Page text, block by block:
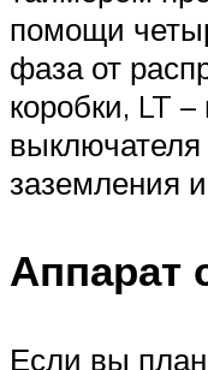
помощи
фаза от
коробки, LT
заземления
Аппарат
Если вы